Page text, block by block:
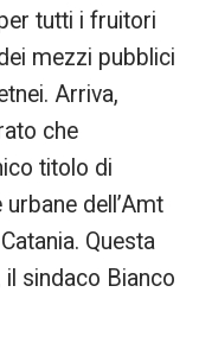
tutti i fruitori
mezzi pubblici
Arriva,
che
titolo di
dell’Amt
Questa
sindaco Bianco